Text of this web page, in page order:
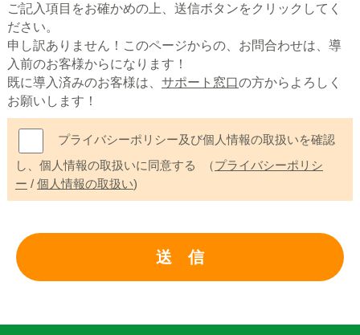
ご記入項目をお確かめの上、送信ボタンをクリックしてく
ださい。
申し訳ありません！このページからの、お問合わせは、導
入前のお客様からになります！
既に導入済みのお客様は、 サポート窓口の方からよろしく
お願いします！
プライバシーポリシー及び個人情報の取扱いを確認
し、個人情報の取扱いに同意する
（プライバシーポリシ
ー / 個人情報の取扱い)